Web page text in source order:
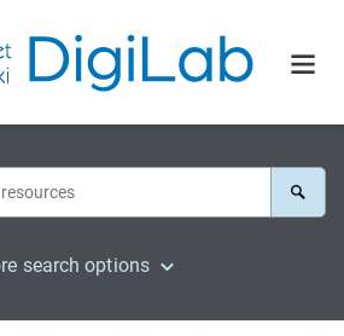
search options